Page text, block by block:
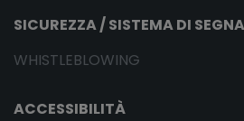
SICUREZZA / SISTEMA DI
WHISTLEBLOWING
ACCESSIBILITÀ